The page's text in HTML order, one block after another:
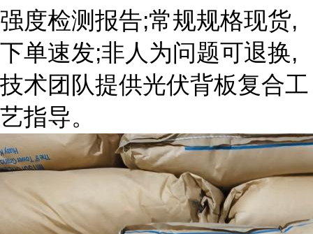
强度检测报告;常规规格现货,
下单速发;非人为问题可退换,
技术团队提供光伏背板复合工
艺指导。